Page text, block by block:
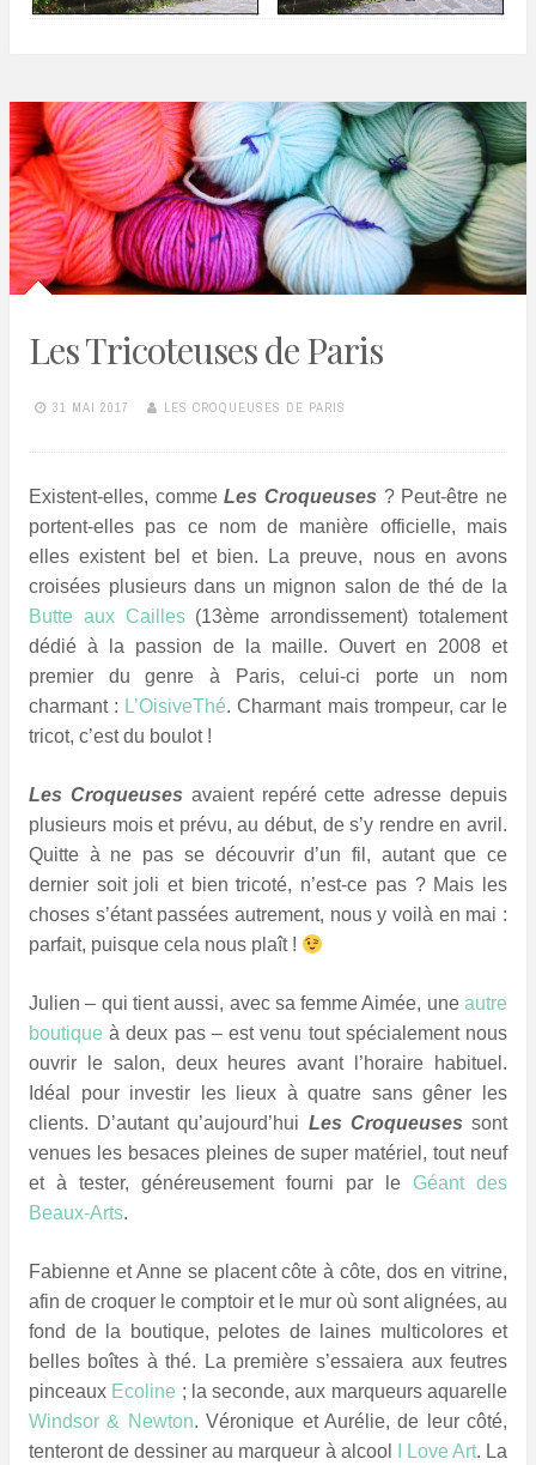
Les Tricoteuses de Paris
31 MAI 2017 LES CROQUEUSES DE PARIS
Existent-elles, commeLes Croqueuses ? Peut-être ne
portent-elles pas ce nom de manière officielle, mais
elles existent bel et bien. La preuve, nous en avons
croisées plusieurs dans un mignon salon de thé de la
Butte aux Cailles(13ème arrondissement) totalement
dédié à la passion de la maille. Ouvert en 2008 et
premier du genre à Paris, celui-ci porte un nom
charmant : L’OisiveThé. Charmant mais trompeur, car le
tricot, c’est du boulot !
Les Croqueuses avaient repéré cette adresse depuis
plusieurs mois et prévu, au début, de s’y rendre en avril.
Quitte à ne pas se découvrir d’un fil, autant que ce
dernier soit joli et bien tricoté, n’est-ce pas ? Mais les
choses s’étant passées autrement, nous y voilà en mai :
parfait, puisque cela nous plaît !
Julien – qui tient aussi, avec sa femme Aimée, une autre
boutique à deux pas – est venu tout spécialement nous
ouvrir le salon, deux heures avant l’horaire habituel.
Idéal pour investir les lieux à quatre sans gêner les
clients. D’autant qu’aujourd’hui Les Croqueuses sont
venues les besaces pleines de super matériel, tout neuf
et à tester, généreusement fourni par le Géant des
Beaux-Arts.
Fabienne et Anne se placent côte à côte, dos en vitrine,
afin de croquer le comptoir et le mur où sont alignées, au
fond de la boutique, pelotes de laines multicolores et
belles boîtes à thé. La première s’essaiera aux feutres
pinceaux Ecoline ; la seconde, aux marqueurs aquarelle
Windsor & Newton. Véronique et Aurélie, de leur côté,
tenteront de dessiner au marqueur à alcool
I Love Art. La